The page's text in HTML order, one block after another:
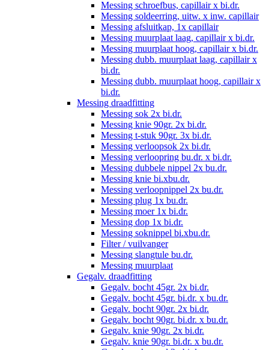
Messing schroefbus, capillair x bi.dr.
Messing soldeerring, uitw. x inw. capillair
Messing afsluitkap, 1x capillair
Messing muurplaat laag, capillair x bi.dr.
Messing muurplaat hoog, capillair x bi.dr.
Messing dubb. muurplaat laag, capillair x
bi.dr.
Messing dubb. muurplaat hoog, capillair x
bi.dr.
Messing draadfitting
Messing sok 2x bi.dr.
Messing knie 90gr. 2x bi.dr.
Messing t-stuk 90gr. 3x bi.dr.
Messing verloopsok 2x bi.dr.
Messing verloopring bu.dr. x bi.dr.
Messing dubbele nippel 2x bu.dr.
Messing knie bi.xbu.dr.
Messing verloopnippel 2x bu.dr.
Messing plug 1x bu.dr.
Messing moer 1x bi.dr.
Messing dop 1x bi.dr.
Messing soknippel bi.xbu.dr.
Filter / vuilvanger
Messing slangtule bu.dr.
Messing muurplaat
Gegalv. draadfitting
Gegalv. bocht 45gr. 2x bi.dr.
Gegalv. bocht 45gr. bi.dr. x bu.dr.
Gegalv. bocht 90gr. 2x bi.dr.
Gegalv. bocht 90gr. bi.dr. x bu.dr.
Gegalv. knie 90gr. 2x bi.dr.
Gegalv. knie 90gr. bi.dr. x bu.dr.